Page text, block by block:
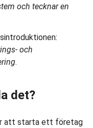
och tecknar en
och
.
det?
att starta ett företag